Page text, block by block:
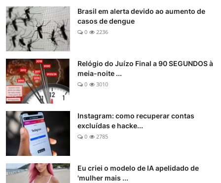
Brasil em alerta devido ao aumento de
casos de dengue
0 2236
Relógio do Juízo Final a 90 SEGUNDOS à
meia-noite ...
0 3010
Instagram: como recuperar contas
excluídas e hacke...
0 2785
Eu criei o modelo de IA apelidado de
'mulher mais ...